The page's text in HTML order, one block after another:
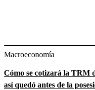
Macroeconomía
Cómo se cotizará la TRM
así quedó antes de la